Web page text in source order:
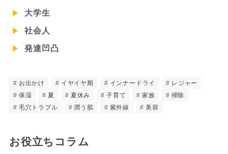
大学生
社会人
発達凹凸
お出かけ イヤイヤ期 インナードライ
レジャー
保湿
夏 夏休み 子育て 家族
掃除
毛穴トラブル
潤う肌 紫外線 美容
お役立ちコラム